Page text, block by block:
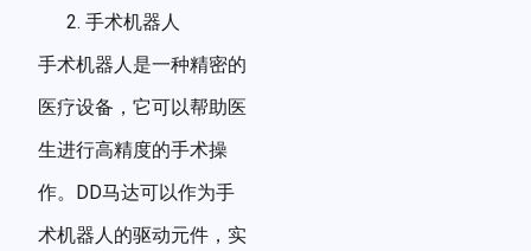
手术机器人
手术机器人是一种精密的
医疗设备，它可以帮助医
生进行高精度的手术操
作。DD马达可以作为手
术机器人的驱动元件，实